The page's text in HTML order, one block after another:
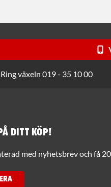
Ring växeln 019 - 35 10 00
ditt köp!
med nyhetsbrev och få